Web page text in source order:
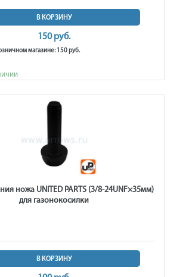
В КОРЗИНУ
150 руб.
магазине: 150 руб.
ножа UNITED PARTS (3/8-24UNF×35мм)
для газонокосилки
В КОРЗИНУ